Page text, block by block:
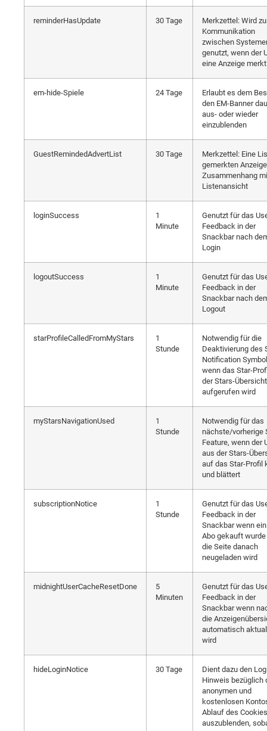
reminderHasUpdate 30 Tage
Merkzettel: Wird
Kommunikation
zwischen
genutzt, wenn der
eine Anzeige merkt
em-hide-Spiele 24 Tage
Erlaubt es dem
den EM-Banner
aus- oder wieder
einzublenden
GuestRemindedAdvertList 30 Tage
Merkzettel: Eine
gemerkten
Zusammenhang
Listenansicht
loginSuccess
1
Minute
Genutzt für das
Feedback in der
Snackbar nach
Login
logoutSuccess
1
Minute
Genutzt für das
Feedback in der
Snackbar nach
Logout
starProfileCalledFromMyStars
1
Stunde
Notwendig für die
Deaktivierung des
Notification
wenn das Star-
der Stars-Übersicht
aufgerufen wird
myStarsNavigationUsed
1
Stunde
Notwendig für das
nächste/vorherige
Feature, wenn der
aus der Stars-
auf das Star-Profil
und blättert
subscriptionNotice
1
Stunde
Genutzt für das
Feedback in der
Snackbar wenn
Abo gekauft wurde
die Seite danach
neugeladen wird
midnightUserCacheResetDone
5
Minuten
Genutzt für das
Feedback in der
Snackbar wenn
die
automatisch
wird
hideLoginNotice 30 Tage
Dient dazu den
Hinweis bezüglich
anonymen und
kostenlosen
Ablauf des Cookies
auszublenden,